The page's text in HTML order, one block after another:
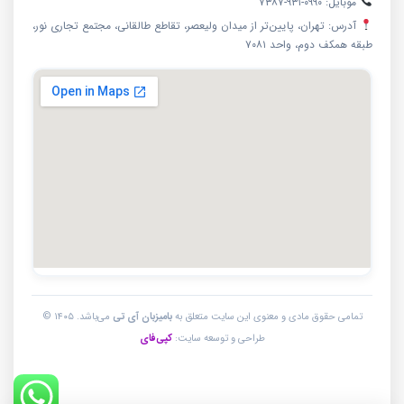
آدرس: تهران، پایین‌تر از میدان ولیعصر، تقاطع طالقانی، مجتمع تجاری نور،
طبقه همکف دوم، واحد ۷۰۸۱
تمامی حقوق مادی و معنوی این سایت متعلق بهبامیزبان آی تی می‌باشد. ۱۴۰۵ ©
طراحی و توسعه سایت:کپی‌فای